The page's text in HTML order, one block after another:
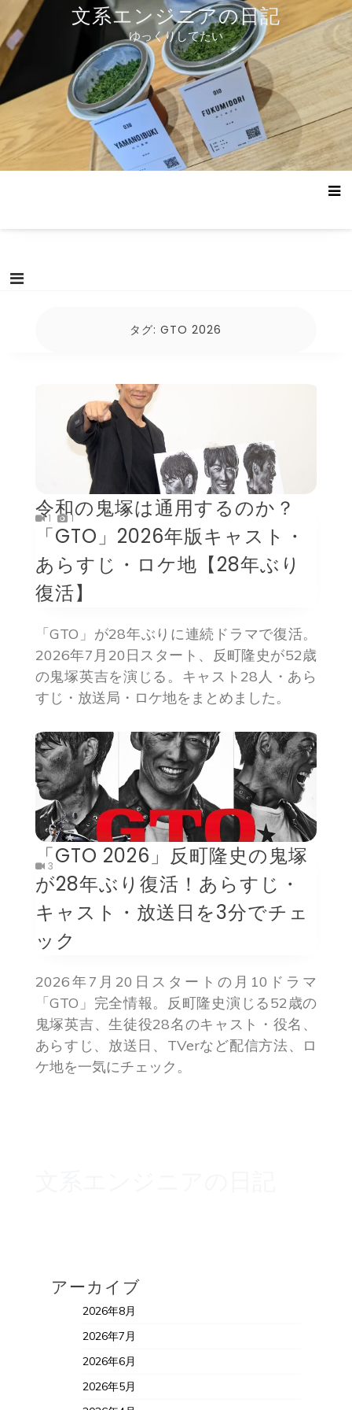
テ
ツ
へ
ス
ッ
プ
文系エンジニアの日記
ゆっくりしてたい
タグ:GTO 2026
1 1
令和の鬼塚は通用するのか？
「GTO」2026年版キャスト・
あらすじ・ロケ地【28年ぶり
復活】
「GTO」が28年ぶりに連続ドラマで復活。
2026年7月20日スタート、反町隆史が52歳
の鬼塚英吉を演じる。キャスト28人・あら
すじ・放送局・ロケ地をまとめました。
3
「GTO 2026」反町隆史の鬼塚
が28年ぶり復活！あらすじ・
キャスト・放送日を3分でチェ
ック
2026年7月20日スタートの月10ドラマ
「GTO」完全情報。反町隆史演じる52歳の
鬼塚英吉、生徒役28名のキャスト・役名、
あらすじ、放送日、TVerなど配信方法、ロ
ケ地を一気にチェック。
アーカイブ
2026年8月
2026年7月
2026年6月
2026年5月